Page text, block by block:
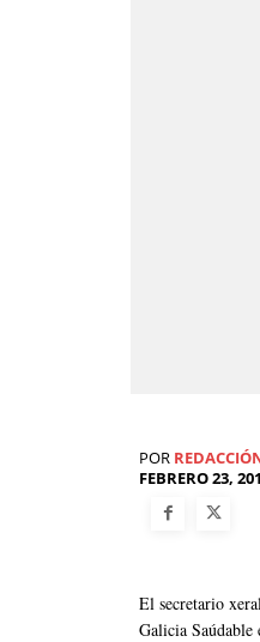
POR
FEBRERO 23,
El secretario
Galicia Saúdable